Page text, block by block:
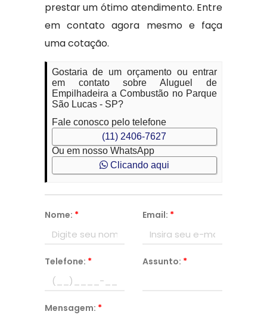
prestar um ótimo atendimento. Entre
em contato agora mesmo e faça
uma cotação.
Gostaria de um orçamento ou entrar
em contato sobre Aluguel de
Empilhadeira a Combustão no Parque
São Lucas - SP?
Fale conosco pelo telefone
(11) 2406-7627
Ou em nosso WhatsApp
Clicando aqui
Nome: * Email: *
Telefone: * Assunto: *
Mensagem: *